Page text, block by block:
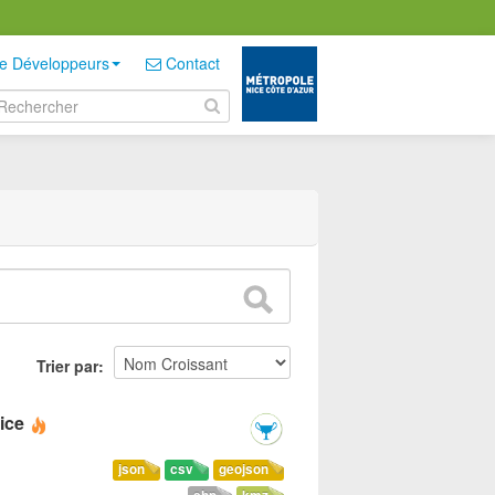
Développeurs Contact
Trier par
geojson
csv
json